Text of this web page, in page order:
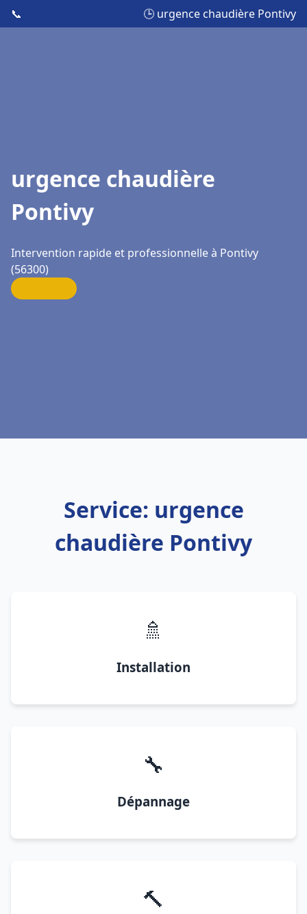
📞 🕒 urgence chaudière Pontivy
urgence chaudière
Pontivy
Intervention rapide et professionnelle à Pontivy
(56300)
Service: urgence
chaudière Pontivy
🚿
Installation
🔧
Dépannage
🔨